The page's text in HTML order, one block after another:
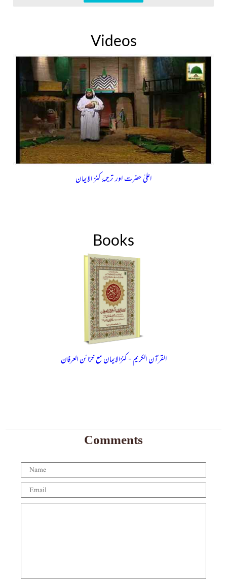
Videos
اعلیٰ حضرت اور ترجمۂ کنز الایمان
Books
القرآن الکریم - کنزالایمان مع خزائن العرفان
Comments